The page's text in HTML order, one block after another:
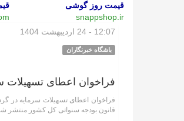
قیمت روز گوشی
snappshop.ir
12:07 - 24 اردیبهشت 1404
باشگاه خبرنگاران
فراخوان اعطای تسهیلات
فراخوان اعطای تسهیلات سرمایه در
قانون بودجه سنواتی کل کشور منتشر